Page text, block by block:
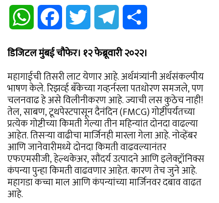
WhatsApp Facebook Twitter Telegram
डिजिटल मुंबई चौफेर। १२ फेब्रूवारी २०२२।
महागाईची तिसरी लाट येणार आहे. अर्थमंत्र्यांनी अर्थसंकल्पीय
भाषण केले. रिझव्‍‌र्ह बँकेच्या गव्हर्नरला पतधोरण समजले, पण
चलनवाढ हे असे विलीनीकरण आहे. ज्याची लस कुठेच नाही!
तेल, साबण, टूथपेस्टपासून दैनंदिन (FMCG) गोष्टींपर्यंतच्या
प्रत्येक गोष्टीच्या किमती गेल्या तीन महिन्यांत दोनदा वाढल्या
आहेत. तिसऱ्या वाढीचा मार्जिनही मारला गेला आहे. नोव्हेंबर
आणि जानेवारीमध्ये दोनदा किमती वाढवल्यानंतर
एफएमसीजी, हेल्थकेअर, सौंदर्य उत्पादने आणि इलेक्ट्रॉनिक्स
कंपन्या पुन्हा किमती वाढवणार आहेत. कारण तेच जुने आहे.
महागडा कच्चा माल आणि कंपन्यांच्या मार्जिनवर दबाव वाढत
आहे.